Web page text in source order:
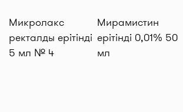
Микролакс
ректалды ерітінді
5 мл № 4
Мирамистин
ерітінді 0,01% 50
мл